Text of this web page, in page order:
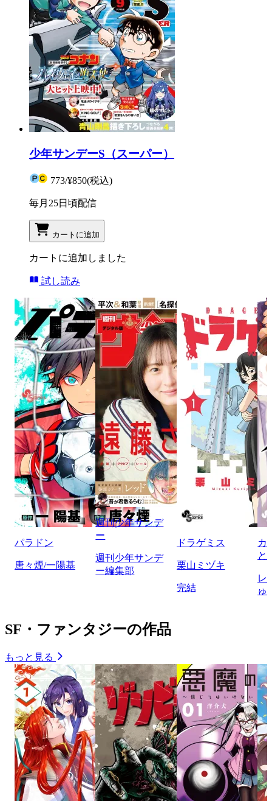
少年サンデーS（スーパー）
773/¥850(税込)
毎月25日頃配信
カートに追加
カートに追加しました
試し読み
パラドン
唐々煙/一陽基
週刊少年サンデ
ー
週刊少年サンデ
ー編集部
ドラゲミス
栗山ミヅキ
完結
カ
と
レ
ゅ
SF・ファンタジーの作品
もっと見る